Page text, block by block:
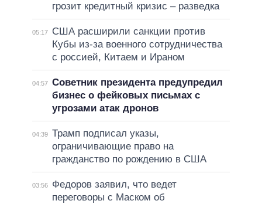
грозит кредитный кризис – разведка
05:17
США расширили санкции против
Кубы из-за военного сотрудничества
с россией, Китаем и Ираном
04:57 Советник президента предупредил
бизнес о фейковых письмах с
угрозами атак дронов
04:39 Трамп подписал указы,
ограничивающие право на
гражданство по рождению в США
03:56
Федоров заявил, что ведет
переговоры с Маском об